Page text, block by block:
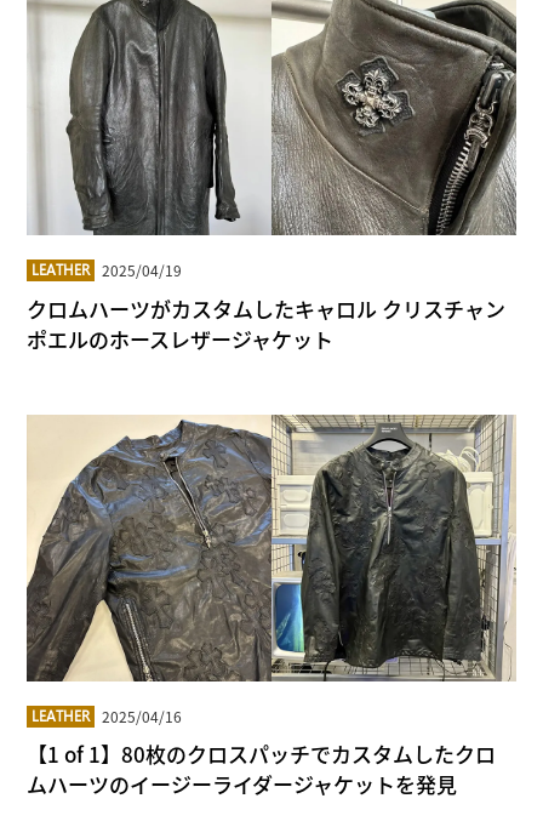
LEATHER 2025/04/19
クロムハーツがカスタムしたキャロル クリスチャン
ポエルのホースレザージャケット
LEATHER 2025/04/16
【1 of 1】80枚のクロスパッチでカスタムしたクロ
ムハーツのイージーライダージャケットを発見